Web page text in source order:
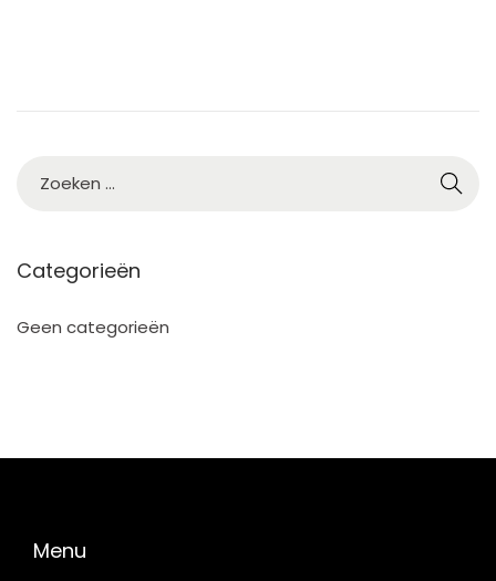
Categorieën
Geen categorieën
Menu